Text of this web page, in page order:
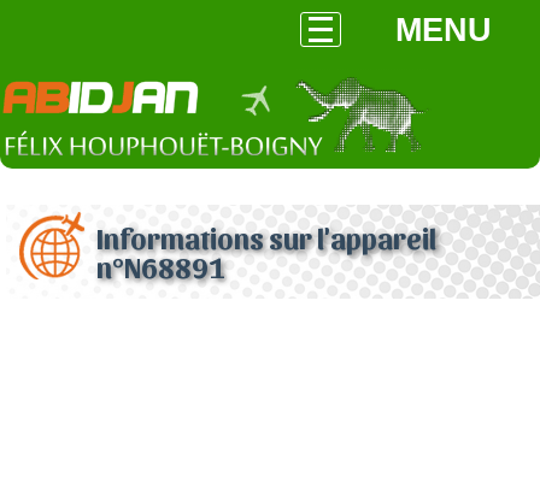
MENU
Informations sur l'appareil
n°N68891